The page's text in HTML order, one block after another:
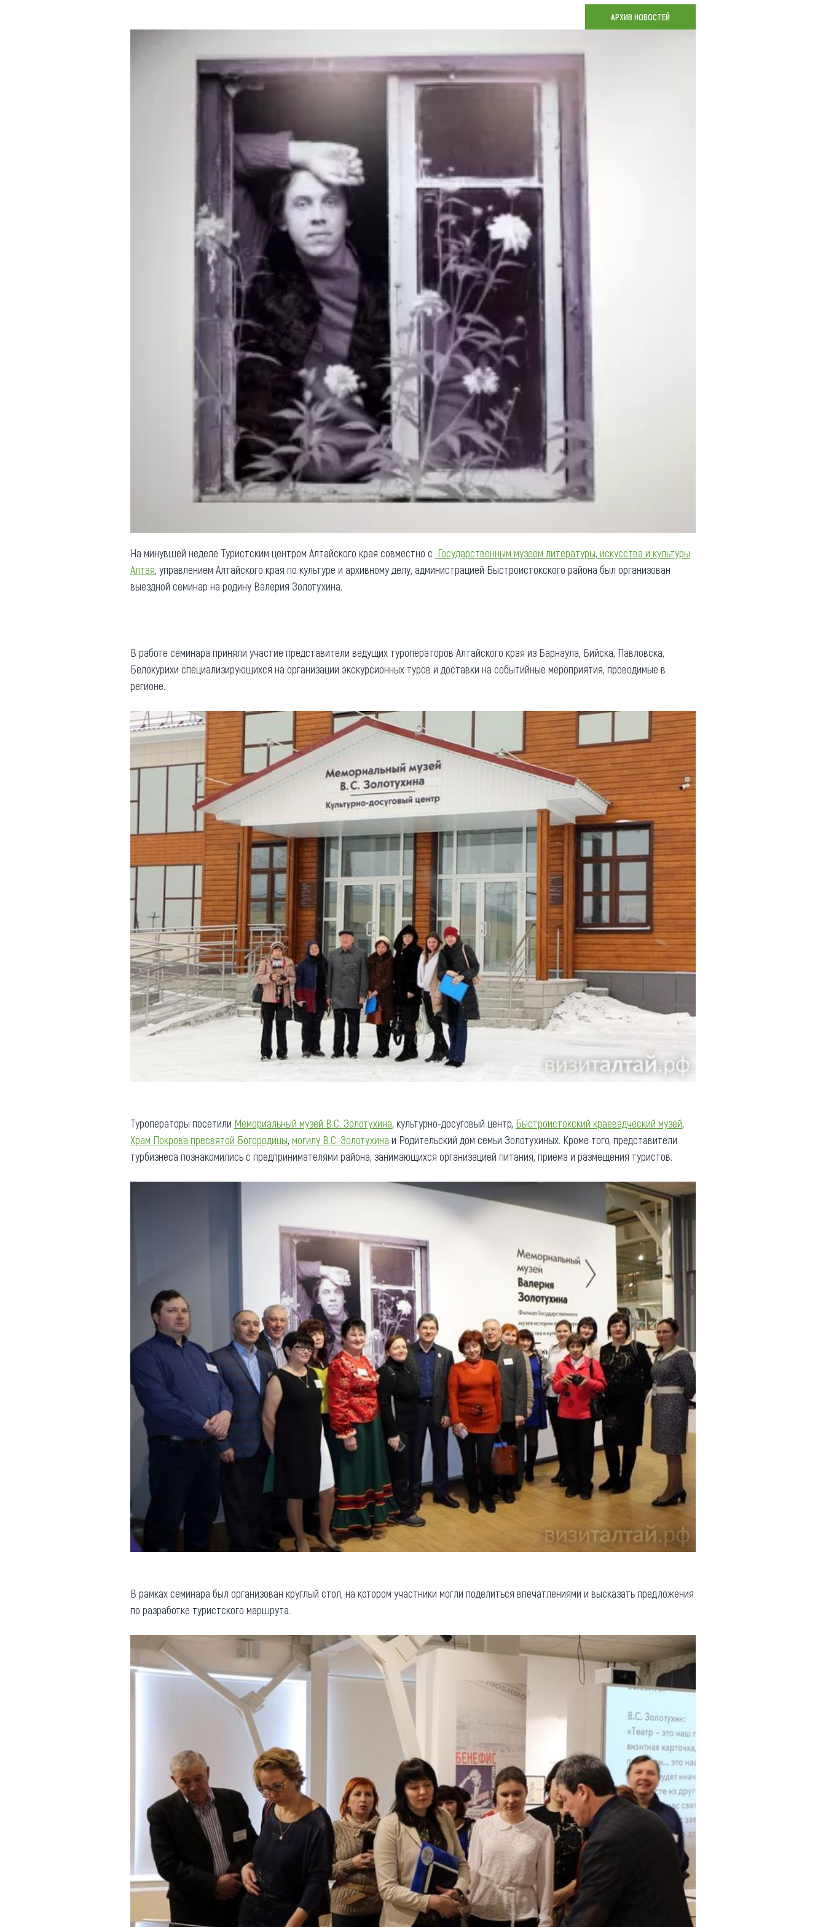
Что привезти (сувениры)
Как добраться
Люди, прославившие Алтай
Коллекция впечатлений
АРХИВ НОВОСТЕЙ
На минувшей неделе Туристским центром Алтайского края совместно с Государственным музеем литературы, искусства и культуры
Алтая, управлением Алтайского края по культуре и архивному делу, администрацией Быстроистокского района был организован
выездной семинар на родину Валерия Золотухина.
В работе семинара приняли участие представители ведущих туроператоров Алтайского края из Барнаула, Бийска, Павловска,
Белокурихи специализирующихся на организации экскурсионных туров и доставки на событийные мероприятия, проводимые в
регионе.
Туроператоры посетили Мемориальный музей В.С. Золотухина, культурно-досуговый центр, Быстроистокский краеведческий музей,
Храм Покрова пресвятой Богородицы, могилу В.C. Золотухина и Родительский дом семьи Золотухиных. Кроме того, представители
турбизнеса познакомились с предпринимателями района, занимающихся организацией питания, приема и размещения туристов.
В рамках семинара был организован круглый стол, на котором участники могли поделиться впечатлениями и высказать предложения
по разработке туристского маршрута.